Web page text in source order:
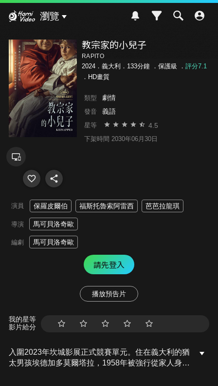
瀏覽
教宗家的小兒子
RAPITO
2024．義大利．133分鐘 ． 保護級 ． 評分7.1
．HD畫質
類型 劇情
發音 義語
星等 4.5
下架時間 2030年06月30日
演員 保羅皮爾伯 福斯托魯索阿雷西 芭芭拉龍琪
導演 馬可貝洛奇歐
編劇 馬可貝洛奇歐
請先登入
播放預告片
我的星等
影片給分
入圍2023年坎城影展正式競賽單元。住在義大利的猶
太男孩埃德加多莫爾塔拉，1958年被強行從家人身邊